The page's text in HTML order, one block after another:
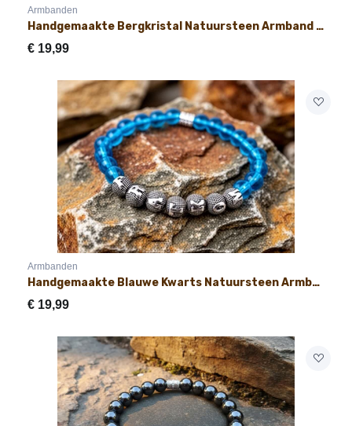
Armbanden
Handgemaakte Bergkristal Natuursteen Armband met Naam 8mm
€ 19,99
Armbanden
Handgemaakte Blauwe Kwarts Natuursteen Armband met Naam 8mm
€ 19,99